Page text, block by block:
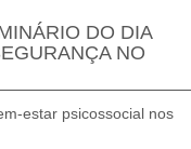
DO DIA
NO
estar psicossocial nos